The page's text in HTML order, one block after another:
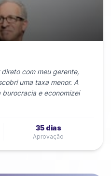
com meu gerente,
uma taxa menor. A
e economizei
35 dias
Aprovação